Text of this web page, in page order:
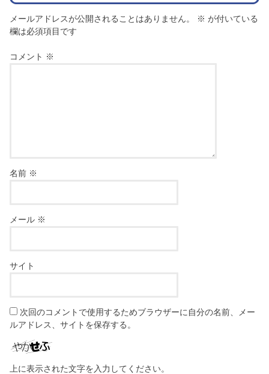
メールアドレスが公開されることはありません。 ※ が付いている
欄は必須項目です
コメント ※
名前 ※
メール ※
サイト
次回のコメントで使用するためブラウザーに自分の名前、メー
ルアドレス、サイトを保存する。
上に表示された文字を入力してください。